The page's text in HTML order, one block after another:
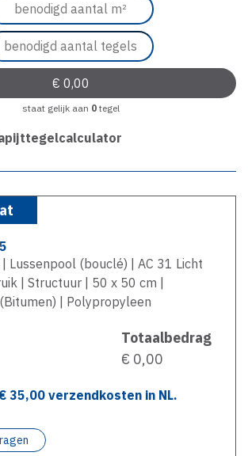
staat gelijk aan 0tegel
| Lussenpool (bouclé) | AC 31 Licht
| Structuur | 50 x 50 cm |
| Polypropyleen
Totaalbedrag
€ 0,00
35,00 verzendkosten in NL.